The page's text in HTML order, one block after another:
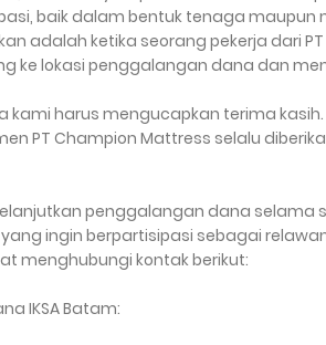
baik dalam bentuk tenaga maupun
adalah ketika seorang pekerja dari
ke lokasi penggalangan dana dan
kami harus mengucapkan terima
PT Champion Mattress selalu
penggalangan dana selama
ingin berpartisipasi sebagai
menghubungi kontak berikut:
IKSA Batam: